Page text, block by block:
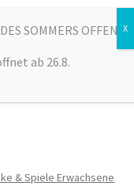
Menü
& Spiele Erwachsene
SOMMERS OFFEN
ab 26.8.